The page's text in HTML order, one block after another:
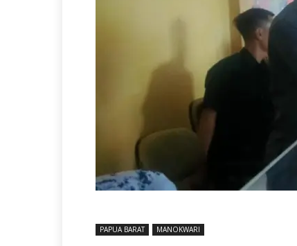
PAPUA BARAT MANOKWARI